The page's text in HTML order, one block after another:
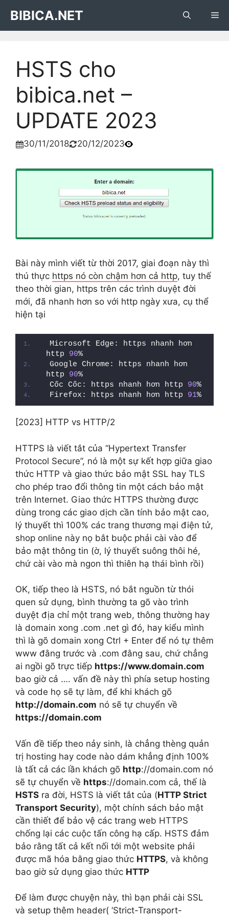
content
BIBICA.NET
HSTS cho
bibica.net –
UPDATE 2023
30/11/201820/12/2023
Bài này mình viết từ thời 2017, giai đoạn này thì
thú thực https nó còn chậm hơn cả http, tuy thế
theo thời gian, https trên các trình duyệt đời
mới, đã nhanh hơn so với http ngày xưa, cụ thể
hiện tại
Microsoft Edge: https nhanh hơn
http 90%
Google Chrome: https nhanh hơn
http 90%
Cốc Cốc: https nhanh hơn http 90%
Firefox: https nhanh hơn http 91%
[2023] HTTP vs HTTP/2
HTTPS là viết tắt của “Hypertext Transfer
Protocol Secure”, nó là một sự kết hợp giữa giao
thức HTTP và giao thức bảo mật SSL hay TLS
cho phép trao đổi thông tin một cách bảo mật
trên Internet. Giao thức HTTPS thường được
dùng trong các giao dịch cần tính bảo mật cao,
lý thuyết thì 100% các trang thương mại điện tử,
shop online này nọ bắt buộc phải cài vào để
bảo mật thông tin (ờ, lý thuyết suông thôi hé,
chứ cài vào mà ngon thì thiên hạ thái bình rồi)
OK, tiếp theo là HSTS, nó bắt nguồn từ thói
quen sử dụng, bình thường ta gõ vào trình
duyệt địa chỉ một trang web, thông thường hay
là domain xong .com .net gì đó, hay kiểu mình
thì là gõ domain xong Ctrl + Enter để nó tự thêm
www đằng trước và .com đằng sau, chứ chẳng
ai ngồi gõ trực tiếp https://www.domain.com
bao giờ cả …. vấn đề này thì phía setup hosting
và code họ sẽ tự làm, để khi khách gõ
http://domain.com nó sẽ tự chuyển về
https://domain.com
Vấn đề tiếp theo nảy sinh, là chẳng thèng quản
trị hosting hay code nào dám khẳng định 100%
là tất cả các lần khách gõ http://domain.com nó
sẽ tự chuyển về https://domain.com cả, thế là
HSTS ra đời, HSTS là viết tắt của (HTTP Strict
Transport Security), một chính sách bảo mật
cần thiết để bảo vệ các trang web HTTPS
chống lại các cuộc tấn công hạ cấp. HSTS đảm
bảo rằng tất cả kết nối tới một website phải
được mã hóa bằng giao thức HTTPS, và không
bao giờ sử dụng giao thức HTTP
Để làm được chuyện này, thì bạn phải cài SSL
và setup thêm header( ‘Strict-Transport-